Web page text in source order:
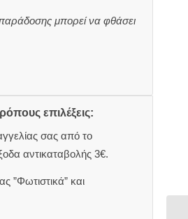
μπορεί να φθάσει
επιλέξεις:
σας από το
αντικαταβολής 3€.
”Φωτιστικά” και